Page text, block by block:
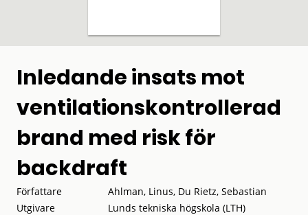
Inledande insats mot
ventilationskontrollerad
brand med risk för
backdraft
Författare
Ahlman, Linus, Du Rietz, Sebastian
Utgivare
Lunds tekniska högskola (LTH)